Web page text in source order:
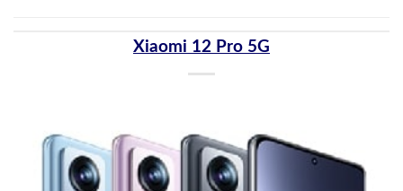
Xiaomi 12 Pro 5G